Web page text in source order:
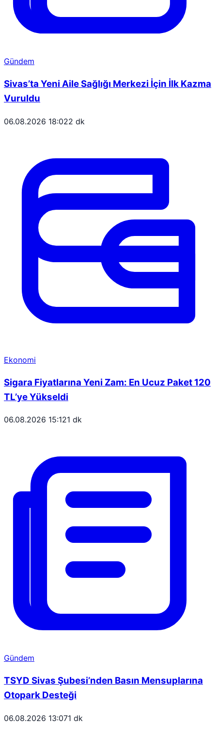
Gündem
Sivas’ta Yeni Aile Sağlığı Merkezi İçin İlk Kazma
Vuruldu
06.08.2026 18:022 dk
Ekonomi
Sigara Fiyatlarına Yeni Zam: En Ucuz Paket 120
TL’ye Yükseldi
06.08.2026 15:121 dk
Gündem
TSYD Sivas Şubesi’nden Basın Mensuplarına
Otopark Desteği
06.08.2026 13:071 dk